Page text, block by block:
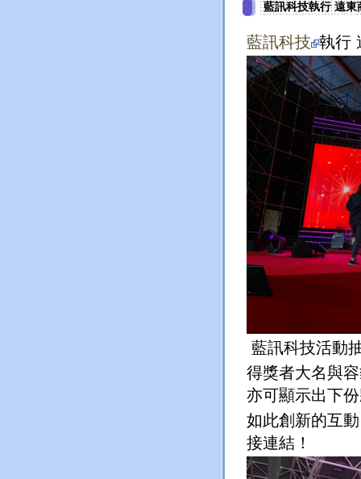
藍訊科技執行 遠東
藍訊科技 執行
藍訊科技活動
得獎者大名與
亦可顯示出下
如此創新的互
接連結！